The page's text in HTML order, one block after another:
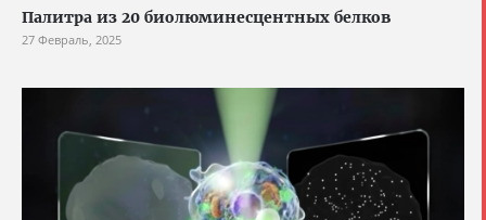
Палитра из 20 биолюминесцентных белков
27 Февраль, 2025